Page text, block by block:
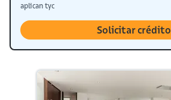
aplican tyc
Solicitar crédito